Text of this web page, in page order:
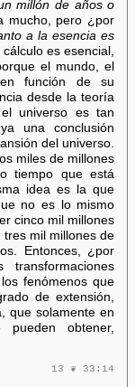
millón de años o
mucho, pero ¿por
a la esencia es
es esencial,
el mundo, el
función de su
desde la teoría
universo es tan
una conclusión
del universo.
miles de millones
tiempo que está
idea es la que
no es lo mismo
cinco mil millones
mil millones de
Entonces, ¿por
fenómenos que
de extensión,
que solamente en
obtener,
13 ❦ 33:14